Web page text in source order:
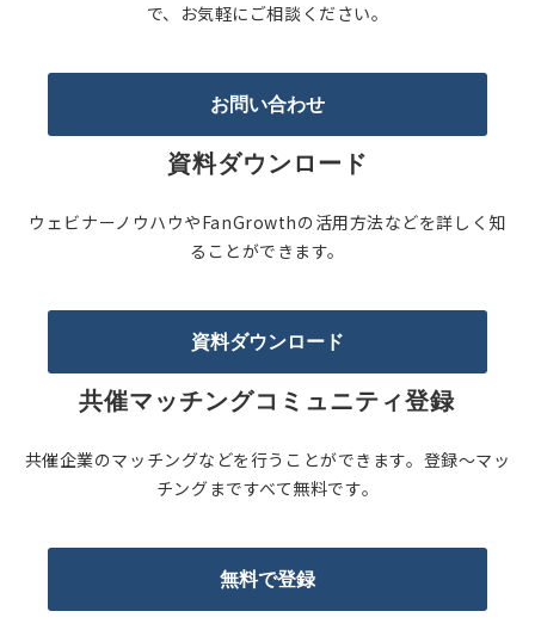
で、お気軽にご相談ください。
お問い合わせ
資料ダウンロード
ウェビナーノウハウやFanGrowthの活用方法などを詳しく知
ることができます。
資料ダウンロード
共催マッチングコミュニティ登録
共催企業のマッチングなどを行うことができます。登録〜マッ
チングまですべて無料です。
無料で登録